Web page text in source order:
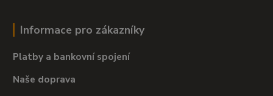
Informace pro zákazníky
Platby a bankovní spojení
Naše doprava